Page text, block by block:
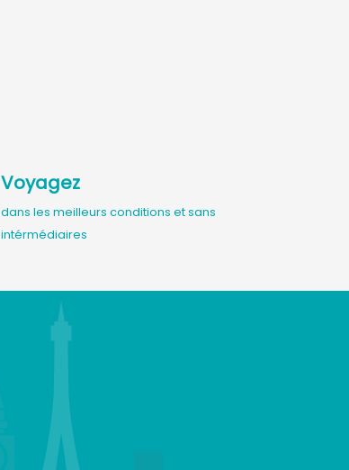
Voyagez
dans les meilleurs conditions et sans
intérmédiaires